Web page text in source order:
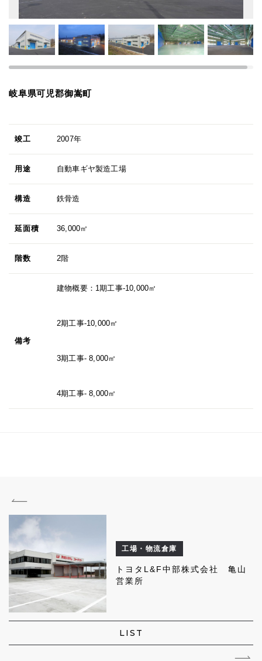
岐阜県可児郡御嵩町
竣工 2007年
用途 自動車ギヤ製造工場
構造 鉄骨造
延面積 36,000㎡
階数 2階
備考
建物概要：1期工事-10,000㎡
2期工事-10,000㎡
3期工事- 8,000㎡
4期工事- 8,000㎡
工場・物流倉庫
トヨタL&F中部株式会社 亀山
営業所
LIST